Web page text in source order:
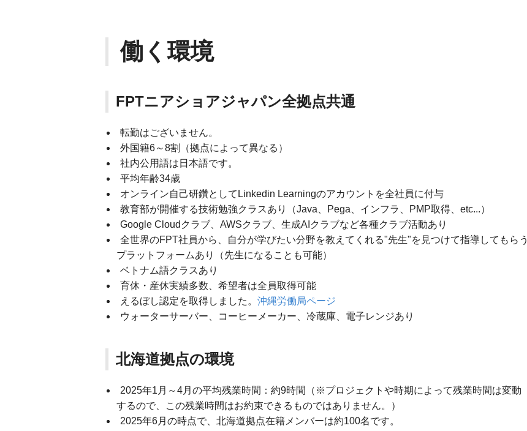
働く環境
FPTニアショアジャパン全拠点共通
転勤はございません。
外国籍6～8割（拠点によって異なる）
社内公用語は日本語です。
平均年齢34歳
オンライン自己研鑽としてLinkedin Learningのアカウントを全社員に付与
教育部が開催する技術勉強クラスあり（Java、Pega、インフラ、PMP取得、etc...）
Google Cloudクラブ、AWSクラブ、生成AIクラブなど各種クラブ活動あり
全世界のFPT社員から、自分が学びたい分野を教えてくれる"先生"を見つけて指導してもらう
プラットフォームあり（先生になることも可能）
ベトナム語クラスあり
育休・産休実績多数、希望者は全員取得可能
えるぼし認定を取得しました。 沖縄労働局ページ
ウォーターサーバー、コーヒーメーカー、冷蔵庫、電子レンジあり
北海道拠点の環境
2025年1月～4月の平均残業時間：約9時間（※プロジェクトや時期によって残業時間は変動
するので、この残業時間はお約束できるものではありません。）
2025年6月の時点で、北海道拠点在籍メンバーは約100名です。